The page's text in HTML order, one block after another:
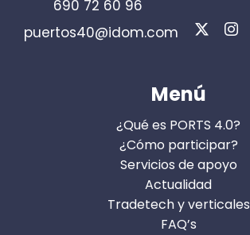
690 72 60 96
puertos40@idom.com
Menú
¿Qué es PORTS 4.0?
¿Cómo participar?
Servicios de apoyo
Actualidad
Tradetech y verticales
FAQ’s